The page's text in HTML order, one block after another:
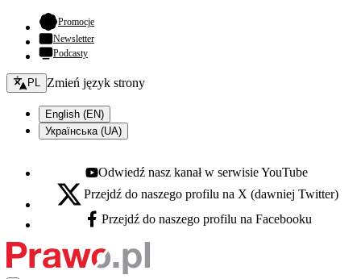
Promocje- otwiera się w nowej karcie
Newsletter
Podcasty
Zmień język - bieżący:
PL Zmień język strony
English (EN)
Українська (UA)
Youtube - otwiera się w nowej karcie
Odwiedź nasz kanał w serwisie YouTube
X - otwiera się w nowej karcie
Przejdź do naszego profilu na X (dawniej Twitter)
Facebook - otwiera się w nowej karcie
Przejdź do naszego profilu na Facebooku